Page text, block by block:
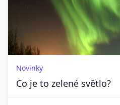
Novinky
Co je to zelené světlo?